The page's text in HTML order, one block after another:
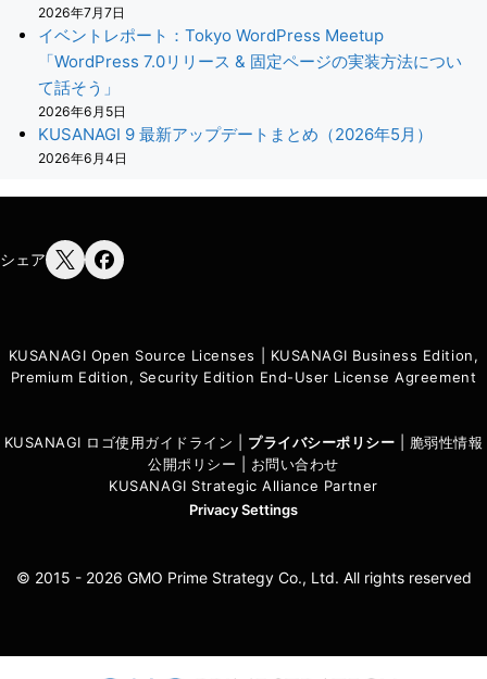
2026年7月7日
イベントレポート：Tokyo WordPress Meetup
「WordPress 7.0リリース & 固定ページの実装方法につい
て話そう」
2026年6月5日
KUSANAGI 9 最新アップデートまとめ（2026年5月）
2026年6月4日
シェア
KUSANAGI Open Source Licenses
KUSANAGI Business Edition,
Premium Edition, Security Edition End-User License Agreement
KUSANAGI ロゴ使用ガイドライン プライバシーポリシー
脆弱性情報
公開ポリシー
お問い合わせ
KUSANAGI Strategic Alliance Partner
Privacy Settings
© 2015 - 2026 GMO Prime Strategy Co., Ltd. All rights reserved